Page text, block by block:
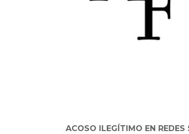
ACOSO ILEGÍTIMO EN REDES